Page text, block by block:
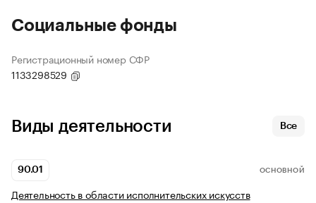
Социальные фонды
Регистрационный номер СФР
1133298529
Виды деятельности Все
90.01 ОСНОВНОЙ
Деятельность в области исполнительских искусств